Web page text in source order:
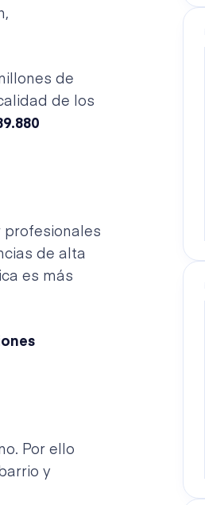
de
de los
profesionales
de alta
es más
Por ello
y